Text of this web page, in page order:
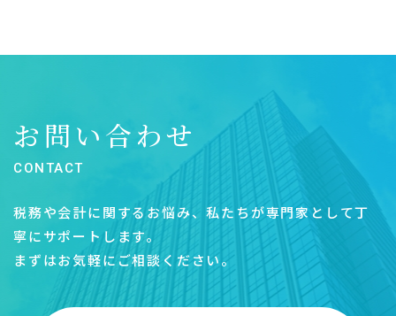
お問い合わせ
CONTACT
税務や会計に関するお悩み、私たちが専門家として丁
寧にサポートします。
まずはお気軽にご相談ください。